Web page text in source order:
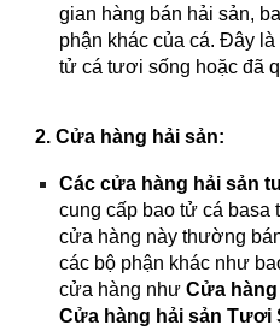
gian hàng bán hải sản,
phận khác của cá. Đây
tử cá tươi sống hoặc đã
2. Cửa hàng hải sản:
Các cửa hàng hải sản
cung cấp bao tử cá
cửa hàng này thường
các bộ phận khác như
cửa hàng nhưCửa
Cửa hàng hải sản Tươi